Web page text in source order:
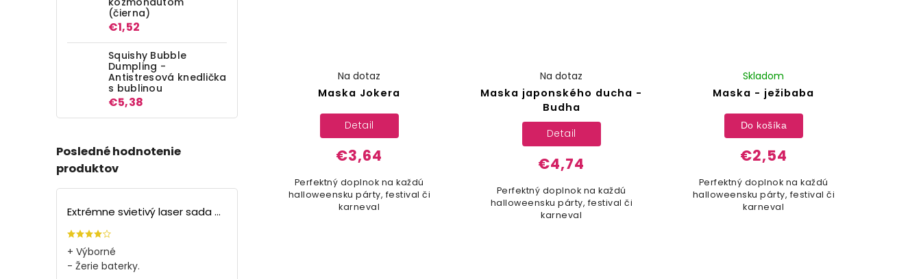
(čierna)
€1,52
Squishy Bubble
Dumpling -
Antistresová knedlička
s bublinou
€5,38
Posledné hodnotenie
produktov
Extrémne svietivý laser sada + 4 nástavce
+ Výborné
- Žerie baterky.
Maska Jokera
Na dotaz
€3,64
Detail
Perfektný doplnok na každú
halloweensku párty, festival či
karneval
Maska japonského ducha -
Budha
Na dotaz
€4,74
Detail
Perfektný doplnok na každú
halloweensku párty, festival či
karneval
Maska - ježibaba
Skladom
€2,54
Do košíka
Perfektný doplnok na každú
halloweensku párty, festival či
karneval